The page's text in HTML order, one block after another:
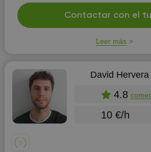
Contactar con el
Leer más
David
4.8
10 €/h